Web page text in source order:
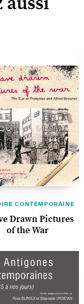
CONTEMPORAINE
Drawn Pictures
of the War